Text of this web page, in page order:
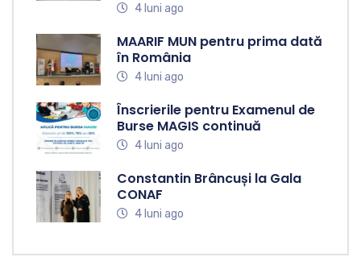
4 luni ago
MAARIF MUN pentru prima dată
în România
4 luni ago
Înscrierile pentru Examenul de
Burse MAGIS continuă
4 luni ago
Constantin Brâncuși la Gala
CONAF
4 luni ago